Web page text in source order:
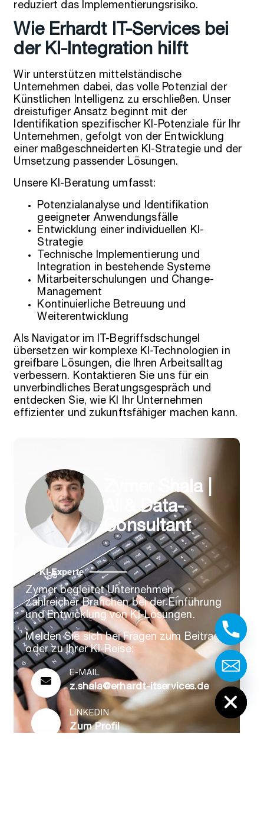
reduziert das Implementierungsrisiko.
Wie Erhardt IT-Services bei
der KI-Integration hilft
Wir unterstützen mittelständische
Unternehmen dabei, das volle Potenzial der
Künstlichen Intelligenz zu erschließen. Unser
dreistufiger Ansatz beginnt mit der
Identifikation spezifischer KI-Potenziale für Ihr
Unternehmen, gefolgt von der Entwicklung
einer maßgeschneiderten KI-Strategie und der
Umsetzung passender Lösungen.
Unsere KI-Beratung umfasst:
Potenzialanalyse und Identifikation
geeigneter Anwendungsfälle
Entwicklung einer individuellen KI-
Strategie
Technische Implementierung und
Integration in bestehende Systeme
Mitarbeiterschulungen und Change-
Management
Kontinuierliche Betreuung und
Weiterentwicklung
Als Navigator im IT-Begriffsdschungel
übersetzen wir komplexe KI-Technologien in
greifbare Lösungen, die Ihren Arbeitsalltag
verbessern. Kontaktieren Sie uns für ein
unverbindliches Beratungsgespräch und
entdecken Sie, wie KI Ihr Unternehmen
effizienter und zukunftsfähiger machen kann.
Zymer Shala |
AI & Data-
Consultant
Ihr KI-Experte
Zymer begleitet Unternehmen
zahlreicher Branchen bei der Einführung
und Entwicklung von KI-Lösungen.
Melden Sie sich bei Fragen zum Beitrag
oder zu Ihrer KI-Reise:
E-MAIL
z.shala@erhardt-itservices.de
LINKEDIN
Zum Profil
Hide chaty